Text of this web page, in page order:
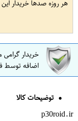
هر روزه صدها خریدار این
خریدار
اضافه توسط
توضیحات کالا
p30roid.ir